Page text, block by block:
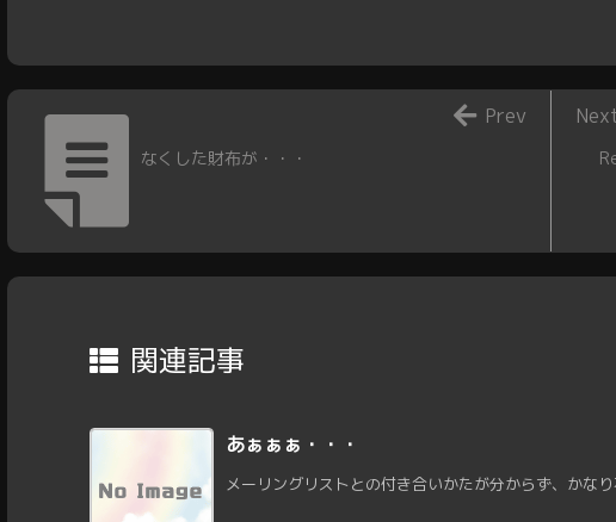
なくした財布が・・・
Prev
関連記事
あぁぁぁ・・・
メーリングリストとの付き合いかたが分からず、かな